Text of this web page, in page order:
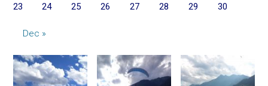
23
24 25 26 27 28 29 30
Dec »